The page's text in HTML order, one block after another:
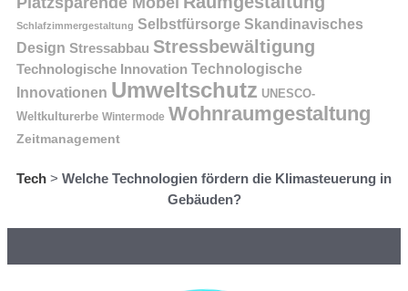
Schlafzimmergestaltung Selbstfürsorge Skandinavisches
Design Stressabbau Stressbewältigung
Technologische Innovation Technologische
Innovationen Umweltschutz UNESCO-
Weltkulturerbe Wintermode Wohnraumgestaltung
Zeitmanagement
Tech > Welche Technologien fördern die Klimasteuerung in
Gebäuden?